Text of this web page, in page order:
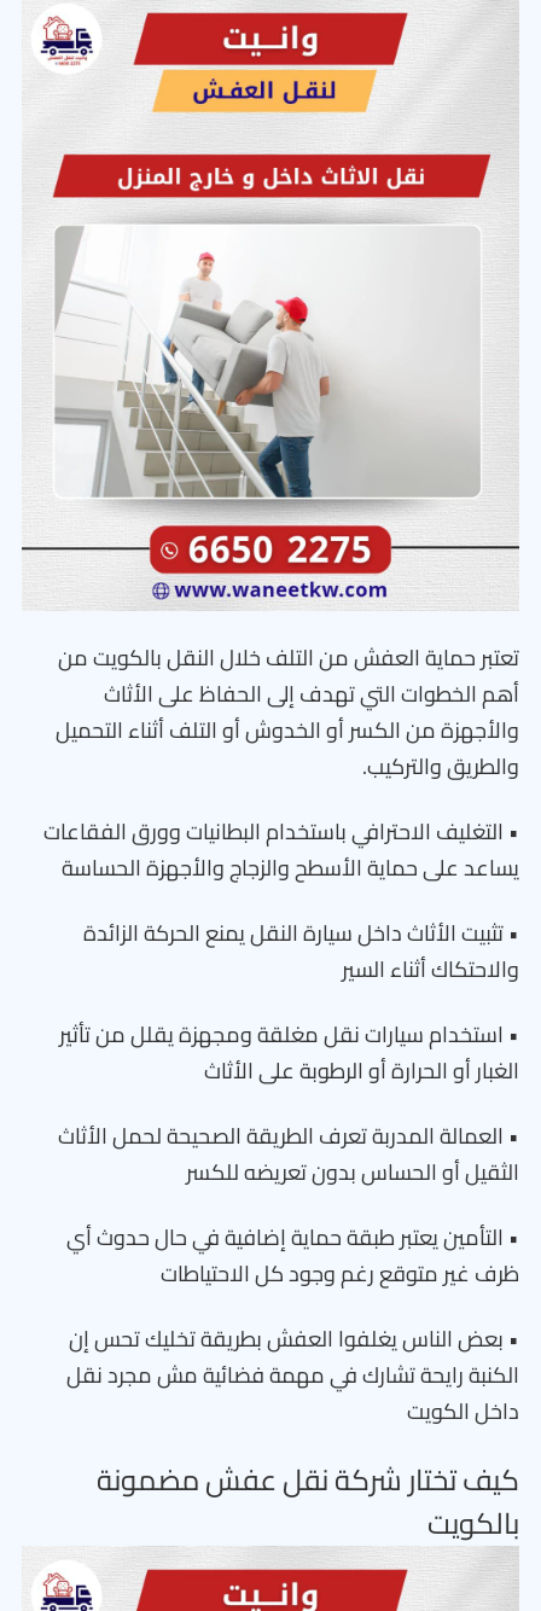
تعتبر حماية العفش من التلف خلال النقل بالكويت من
أهم الخطوات التي تهدف إلى الحفاظ على الأثاث
والأجهزة من الكسر أو الخدوش أو التلف أثناء التحميل
والطريق والتركيب.
• التغليف الاحترافي باستخدام البطانيات وورق الفقاعات
يساعد على حماية الأسطح والزجاج والأجهزة الحساسة
• تثبيت الأثاث داخل سيارة النقل يمنع الحركة الزائدة
والاحتكاك أثناء السير
• استخدام سيارات نقل مغلقة ومجهزة يقلل من تأثير
الغبار أو الحرارة أو الرطوبة على الأثاث
• العمالة المدربة تعرف الطريقة الصحيحة لحمل الأثاث
الثقيل أو الحساس بدون تعريضه للكسر
• التأمين يعتبر طبقة حماية إضافية في حال حدوث أي
ظرف غير متوقع رغم وجود كل الاحتياطات
• بعض الناس يغلفوا العفش بطريقة تخليك تحس إن
الكنبة رايحة تشارك في مهمة فضائية مش مجرد نقل
داخل الكويت
كيف تختار شركة نقل عفش مضمونة
بالكويت